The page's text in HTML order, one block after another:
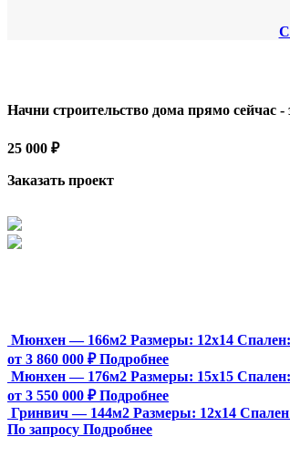
Начни строительство дома прямо сейчас -
25 000 ₽
Заказать проект
Мюнхен — 166м2 Размеры: 12х14 Спален:
от 3 860 000 ₽ Подробнее
Мюнхен — 176м2 Размеры: 15х15 Спален:
от 3 550 000 ₽ Подробнее
Гринвич — 144м2 Размеры: 12х14
По запросу Подробнее